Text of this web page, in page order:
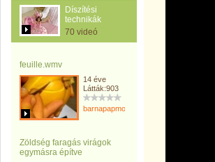
Díszítési
technikák
70 videó
feuille.wmv
14 éve
Látták:903
barnapapmonika
Zöldség faragás virágok
egymásra építve